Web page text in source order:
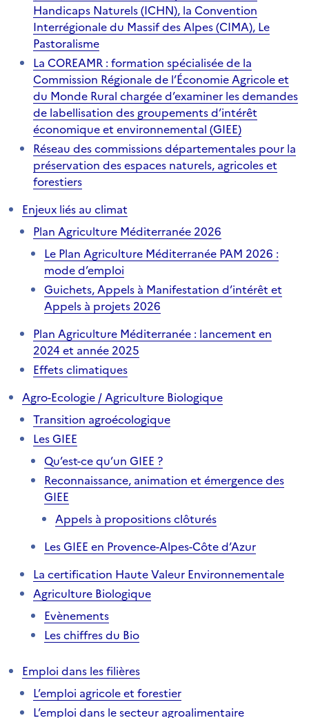
Handicaps Naturels (ICHN), la Convention
Interrégionale du Massif des Alpes (CIMA), Le
Pastoralisme
La COREAMR : formation spécialisée de la
Commission Régionale de l’Économie Agricole et
du Monde Rural chargée d’examiner les demandes
de labellisation des groupements d’intérêt
économique et environnemental (GIEE)
Réseau des commissions départementales pour la
préservation des espaces naturels, agricoles et
forestiers
Enjeux liés au climat
Plan Agriculture Méditerranée 2026
Le Plan Agriculture Méditerranée PAM 2026 :
mode d’emploi
Guichets, Appels à Manifestation d’intérêt et
Appels à projets 2026
Plan Agriculture Méditerranée : lancement en
2024 et année 2025
Effets climatiques
Agro-Ecologie / Agriculture Biologique
Transition agroécologique
Les GIEE
Qu’est-ce qu’un GIEE ?
Reconnaissance, animation et émergence des
GIEE
Appels à propositions clôturés
Les GIEE en Provence-Alpes-Côte d’Azur
La certification Haute Valeur Environnementale
Agriculture Biologique
Evènements
Les chiffres du Bio
Emploi dans les filières
L’emploi agricole et forestier
L’emploi dans le secteur agroalimentaire